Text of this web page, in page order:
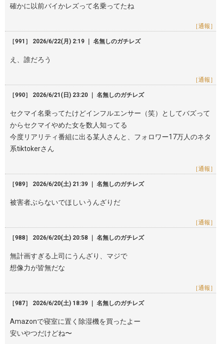
確かに以前バイかレズって名乗ってたね
［通報］
［991］ 2026/6/22(月) 2:19 ｜ 名無しのガチレズ
え、誰だろう
［通報］
［990］ 2026/6/21(日) 23:20 ｜ 名無しのガチレズ
セクマイ名乗ってたけどインフルエンサー（笑）としてバズって
からセクマイやめた女を数人知ってる
今度リアリティ番組に出る某人さんと、フォロワー17万人のネタ
系tiktokerさん
［通報］
［989］ 2026/6/20(土) 21:39 ｜ 名無しのガチレズ
被害者ぶらないでほしいうんざりだ
［通報］
［988］ 2026/6/20(土) 20:58 ｜ 名無しのガチレズ
無計画すぎる上司にうんざり、マジで
想像力が皆無だな
［通報］
［987］ 2026/6/20(土) 18:39 ｜ 名無しのガチレズ
Amazonで寝室に置く除湿機を買ったよー
安いやつだけどね〜